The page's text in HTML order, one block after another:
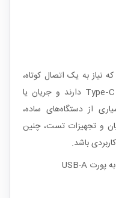
نیاز به یک اتصال کوتاه،
پایدار و کم‌نویز بین پورت USB-A و Type‑C دارند و جریان یا
از دستگاه‌های ساده،
و تجهیزات تست، چنین
باشد.